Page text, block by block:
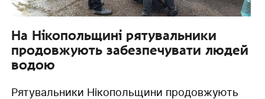
На Нікопольщині рятувальники
продовжують забезпечувати людей
водою
Рятувальники Нікопольщини продовжують